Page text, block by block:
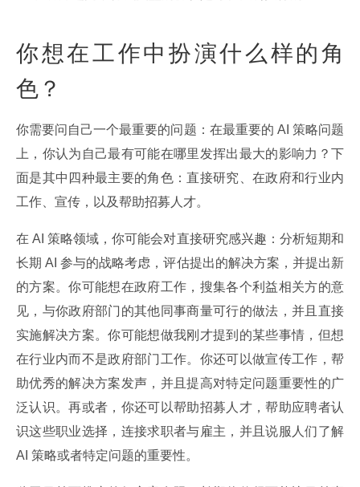
你想在工作中扮演什么样的角
色？
你需要问自己一个最重要的问题：在最重要的 AI 策略问题
上，你认为自己最有可能在哪里发挥出最大的影响力？下
面是其中四种最主要的角色：直接研究、在政府和行业内
工作、宣传，以及帮助招募人才。
在 AI 策略领域，你可能会对直接研究感兴趣：分析短期和
长期 AI 参与的战略考虑，评估提出的解决方案，并提出新
的方案。你可能想在政府工作，搜集各个利益相关方的意
见，与你政府部门的其他同事商量可行的做法，并且直接
实施解决方案。你可能想做我刚才提到的某些事情，但想
在行业内而不是政府部门工作。你还可以做宣传工作，帮
助优秀的解决方案发声，并且提高对特定问题重要性的广
泛认识。再或者，你还可以帮助招募人才，帮助应聘者认
识这些职业选择，连接求职者与雇主，并且说服人们了解
AI 策略或者特定问题的重要性。